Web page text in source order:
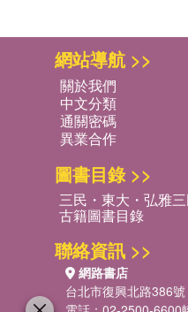
網站導航 >>
關於我們
中文分類
通關密碼
異業合作
圖書目錄 >>
三民・東大・弘雅
古籍圖書目錄
聯絡資訊 >>
網路書店
台北市復興北路386號